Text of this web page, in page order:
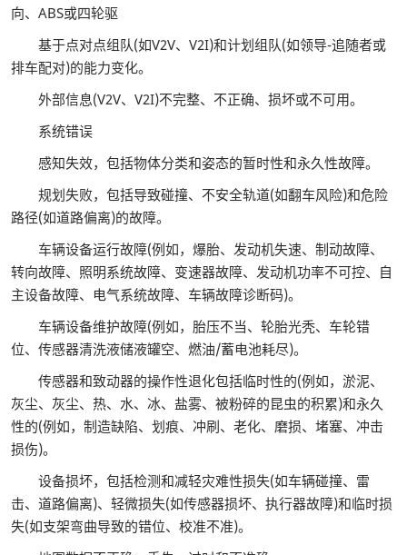
向、ABS或四轮驱
基于点对点组队(如V2V、V2I)和计划组队(如领导-追随者或
排车配对)的能力变化。
外部信息(V2V、V2I)不完整、不正确、损坏或不可用。
系统错误
感知失效，包括物体分类和姿态的暂时性和永久性故障。
规划失败，包括导致碰撞、不安全轨道(如翻车风险)和危险
路径(如道路偏离)的故障。
车辆设备运行故障(例如，爆胎、发动机失速、制动故障、
转向故障、照明系统故障、变速器故障、发动机功率不可控、自
主设备故障、电气系统故障、车辆故障诊断码)。
车辆设备维护故障(例如，胎压不当、轮胎光秃、车轮错
位、传感器清洗液储液罐空、燃油/蓄电池耗尽)。
传感器和致动器的操作性退化包括临时性的(例如，淤泥、
灰尘、灰尘、热、水、冰、盐雾、被粉碎的昆虫的积累)和永久
性的(例如，制造缺陷、划痕、冲刷、老化、磨损、堵塞、冲击
损伤)。
设备损坏，包括检测和减轻灾难性损失(如车辆碰撞、雷
击、道路偏离)、轻微损失(如传感器损坏、执行器故障)和临时损
失(如支架弯曲导致的错位、校准不准)。